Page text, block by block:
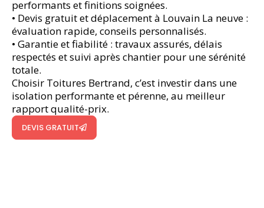
performants et finitions soignées.
• Devis gratuit et déplacement à Louvain La neuve :
évaluation rapide, conseils personnalisés.
• Garantie et fiabilité : travaux assurés, délais
respectés et suivi après chantier pour une sérénité
totale.
Choisir Toitures Bertrand, c’est investir dans une
isolation performante et pérenne, au meilleur
rapport qualité-prix.
DEVIS GRATUIT